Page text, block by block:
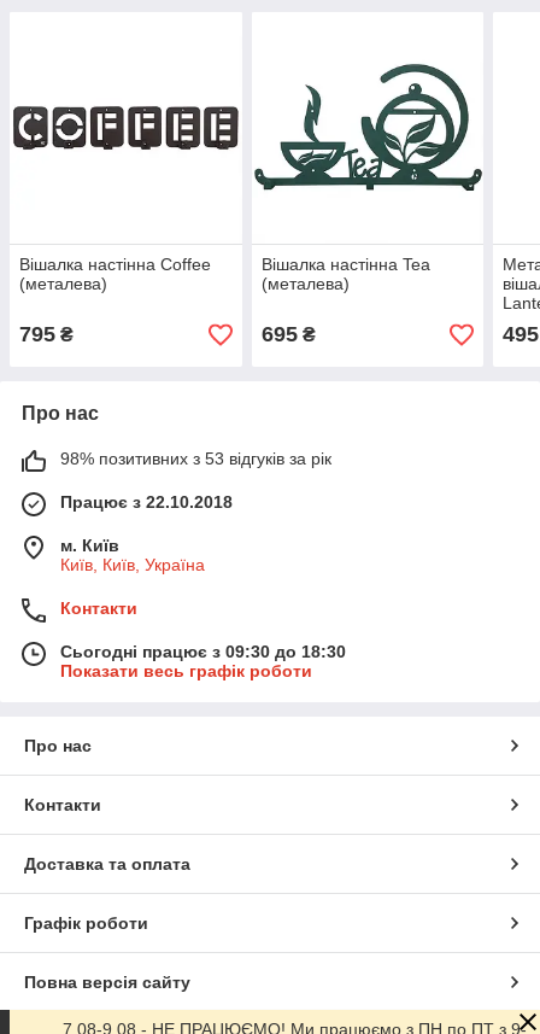
Вішалка настінна Coffee
(металева)
795 ₴
Вішалка настінна Tea
(металева)
695₴ 495
Про нас
98% позитивних з 53 відгуків за рік
Працює з 22.10.2018
м. Київ
Київ, Київ, Україна
Контакти
Сьогодні працює з 09:30 до 18:30
Показати весь графік роботи
Про нас
Контакти
Доставка та оплата
Графік роботи
Повна версія сайту
7.08-9.08 - НЕ ПРАЦЮЄМО! Ми працюємо з ПН по ПТ з 9-